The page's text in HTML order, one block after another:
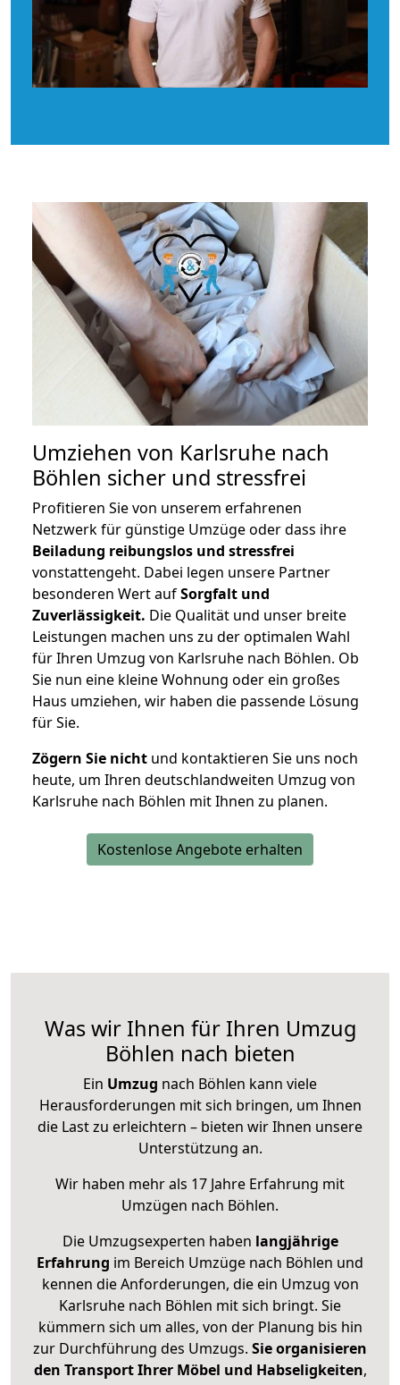
Umziehen von Karlsruhe nach
Böhlen sicher und stressfrei
Profitieren Sie von unserem erfahrenen
Netzwerk für günstige Umzüge oder dass ihre
Beiladung reibungslos und stressfrei
vonstattengeht. Dabei legen unsere Partner
besonderen Wert aufSorgfalt und
Zuverlässigkeit. Die Qualität und unser breite
Leistungen machen uns zu der optimalen Wahl
für Ihren Umzug von Karlsruhe nach Böhlen. Ob
Sie nun eine kleine Wohnung oder ein großes
Haus umziehen, wir haben die passende Lösung
für Sie.
Zögern Sie nicht und kontaktieren Sie uns noch
heute, um Ihren deutschlandweiten Umzug von
Karlsruhe nach Böhlen mit Ihnen zu planen.
Kostenlose Angebote erhalten
Was wir Ihnen für Ihren Umzug
Böhlen nach bieten
Ein Umzug nach Böhlen kann viele
Herausforderungen mit sich bringen, um Ihnen
die Last zu erleichtern – bieten wir Ihnen unsere
Unterstützung an.
Wir haben mehr als 17 Jahre Erfahrung mit
Umzügen nach Böhlen.
Die Umzugsexperten haben langjährige
Erfahrung im Bereich Umzüge nach Böhlen und
kennen die Anforderungen, die ein Umzug von
Karlsruhe nach Böhlen mit sich bringt. Sie
kümmern sich um alles, von der Planung bis hin
zur Durchführung des Umzugs. Sie organisieren
den Transport Ihrer Möbel und Habseligkeiten,